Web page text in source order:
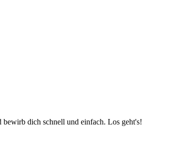
bewirb dich schnell und einfach. Los geht's!